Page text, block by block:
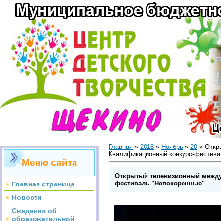
Меню сайта
Главная страница
Новости
Сведения об
образовательной
Главная » 2018 » Ноябрь » 20 »
Квалификационный конкурс-
Открытый телевизионный
фестиваль "Непокоренные"